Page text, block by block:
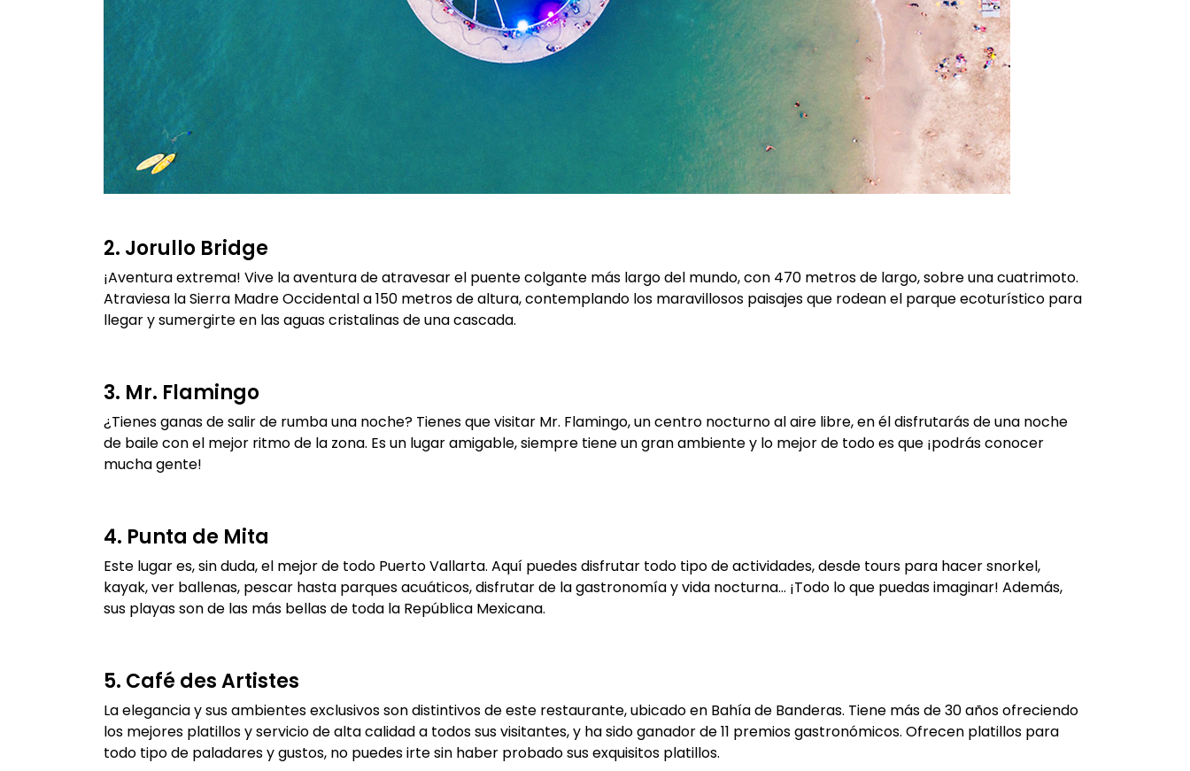
2. Jorullo Bridge
¡Aventura extrema! Vive la aventura de atravesar el puente colgante más largo del mundo, con 470 metros de largo, sobre una cuatrimoto.
Atraviesa la Sierra Madre Occidental a 150 metros de altura, contemplando los maravillosos paisajes que rodean el parque ecoturístico para
llegar y sumergirte en las aguas cristalinas de una cascada.
3. Mr. Flamingo
¿Tienes ganas de salir de rumba una noche? Tienes que visitar Mr. Flamingo, un centro nocturno al aire libre, en él disfrutarás de una noche
de baile con el mejor ritmo de la zona. Es un lugar amigable, siempre tiene un gran ambiente y lo mejor de todo es que ¡podrás conocer
mucha gente!
4. Punta de Mita
Este lugar es, sin duda, el mejor de todo Puerto Vallarta. Aquí puedes disfrutar todo tipo de actividades, desde tours para hacer snorkel,
kayak, ver ballenas, pescar hasta parques acuáticos, disfrutar de la gastronomía y vida nocturna… ¡Todo lo que puedas imaginar! Además,
sus playas son de las más bellas de toda la República Mexicana.
5. Café des Artistes
La elegancia y sus ambientes exclusivos son distintivos de este restaurante, ubicado en Bahía de Banderas. Tiene más de 30 años ofreciendo
los mejores platillos y servicio de alta calidad a todos sus visitantes, y ha sido ganador de 11 premios gastronómicos. Ofrecen platillos para
todo tipo de paladares y gustos, no puedes irte sin haber probado sus exquisitos platillos.